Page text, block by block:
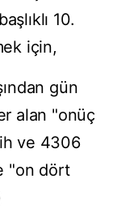
10.
için,
gün
alan "onüç
ve 4306
"on dört